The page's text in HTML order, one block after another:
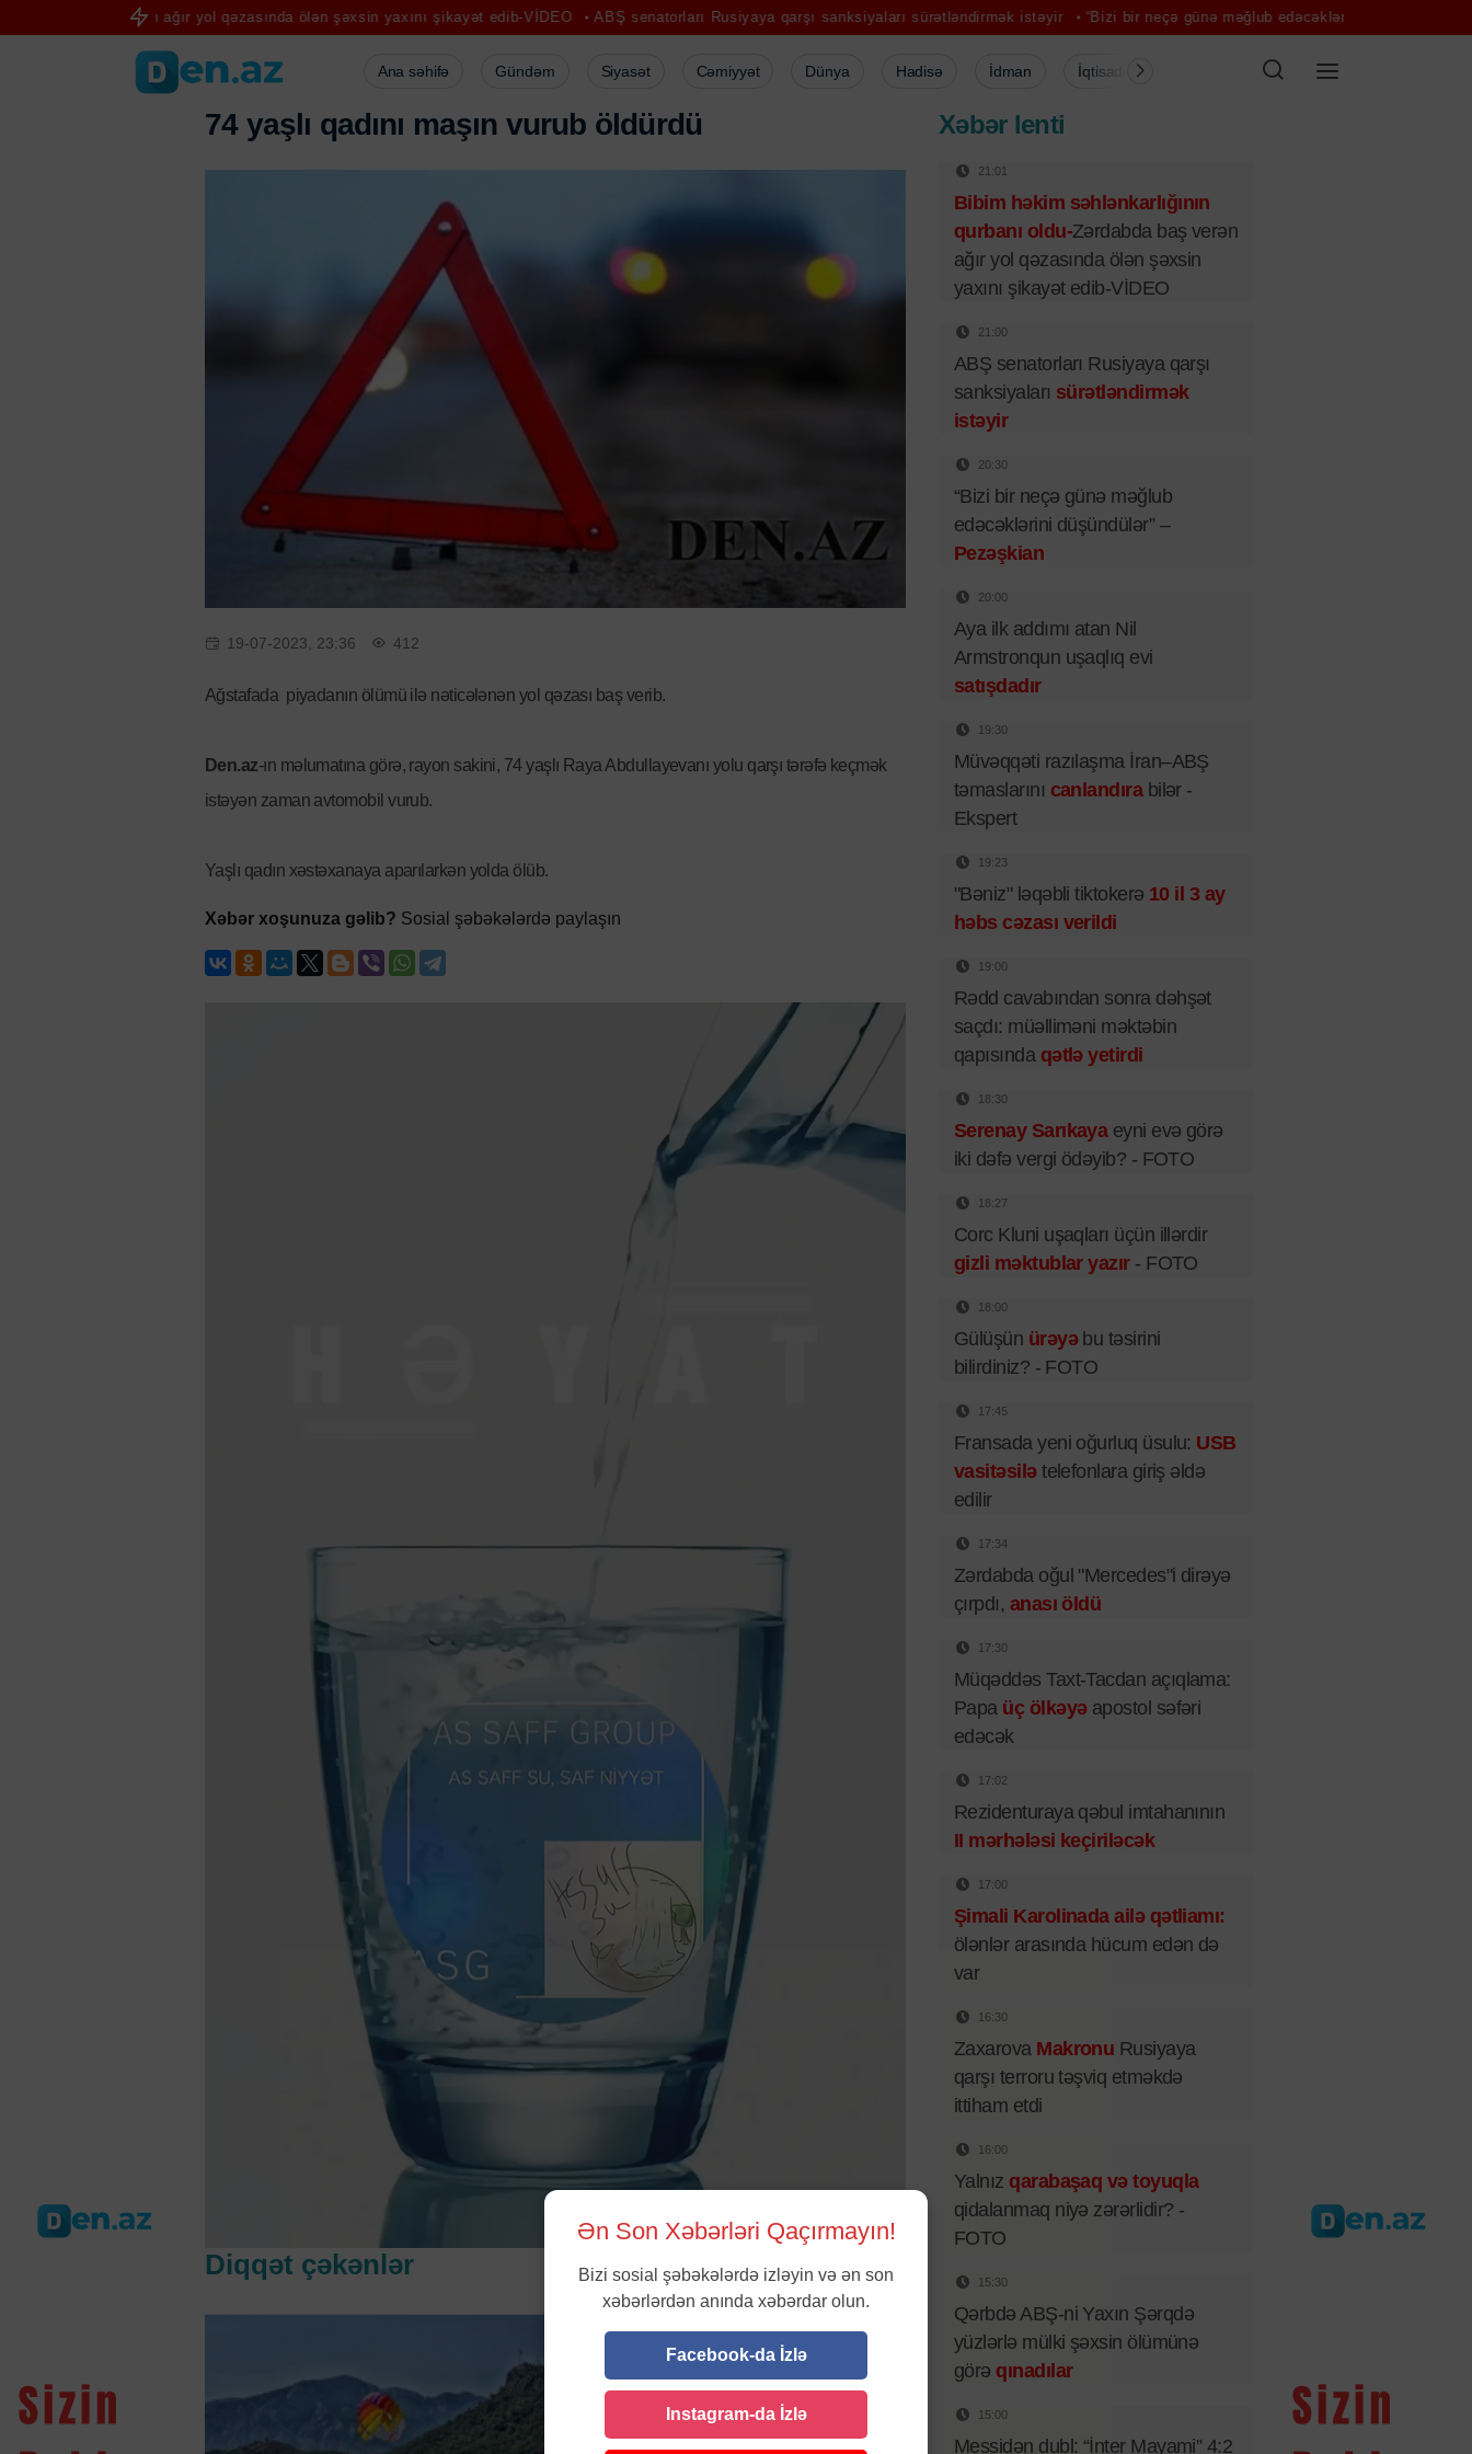
verən ağır yol qəzasında ölən şəxsin yaxını şikayət edib-VİDEO ABŞ senatorları Rusiyaya qarşı sanksiyaları sürətləndirmək istəyir “Bizi bir neçə günə məğlub edəcəklərini düşündülər” – Pezəşkian
Ana səhifə Gündəm Siyasət Cəmiyyət Dünya Hadisə İdman İqtisadiyyat Şou-biznes Müsahibə
74 yaşlı qadını maşın vurub öldürdü
19-07-2023, 23:36 412
Ağstafada piyadanın ölümü ilə nəticələnən yol qəzası baş verib.
Den.az-ın məlumatına görə, rayon sakini, 74 yaşlı Raya Abdullayevanı yolu qarşı tərəfə keçmək
istəyən zaman avtomobil vurub.
Yaşlı qadın xəstəxanaya aparılarkən yolda ölüb.
Xəbər xoşunuza gəlib? Sosial şəbəkələrdə paylaşın
Diqqət çəkənlər
Xəbər lenti
21:01
Bibim həkim səhlənkarlığının
qurbanı oldu-Zərdabda baş verən
ağır yol qəzasında ölən şəxsin
yaxını şikayət edib-VİDEO
21:00
ABŞ senatorları Rusiyaya qarşı
sanksiyaları sürətləndirmək
istəyir
20:30
“Bizi bir neçə günə məğlub
edəcəklərini düşündülər” –
Pezəşkian
20:00
Aya ilk addımı atan Nil
Armstronqun uşaqlıq evi
satışdadır
19:30
Müvəqqəti razılaşma İran–ABŞ
təmaslarını canlandırabilər -
Ekspert
19:23
"Bəniz" ləqəbli tiktokerə 10 il 3 ay
həbs cəzası verildi
19:00
Rədd cavabından sonra dəhşət
saçdı: müəlliməni məktəbin
qapısında qətlə yetirdi
18:30
Serenay Sarıkayaeyni evə görə
iki dəfə vergi ödəyib? - FOTO
18:27
Corc Kluni uşaqları üçün illərdir
gizli məktublar yazır- FOTO
18:00
Gülüşün ürəyəbu təsirini
bilirdiniz? - FOTO
17:45
Fransada yeni oğurluq üsulu: USB
vasitəsilətelefonlara giriş əldə
edilir
17:34
Zərdabda oğul "Mercedes"i dirəyə
çırpdı, anası öldü
17:30
Müqəddəs Taxt-Tacdan açıqlama:
Papa üç ölkəyəapostol səfəri
edəcək
17:02
Rezidenturaya qəbul imtahanının
II mərhələsi keçiriləcək
17:00
Şimali Karolinada ailə qətliamı:
ölənlər arasında hücum edən də
var
16:30
Zaxarova Makronu Rusiyaya
qarşı terroru təşviq etməkdə
ittiham etdi
16:00
Yalnız qarabaşaq və toyuqla
qidalanmaq niyə zərərlidir? -
FOTO
15:30
Qərbdə ABŞ-ni Yaxın Şərqdə
yüzlərlə mülki şəxsin ölümünə
görə qınadılar
15:00
Messidən dubl: “İnter Mayami” 4:2
Ən Son Xəbərləri Qaçırmayın!
Bizi sosial şəbəkələrdə izləyin və ən son
xəbərlərdən anında xəbərdar olun.
Facebook-da İzlə
Instagram-da İzlə